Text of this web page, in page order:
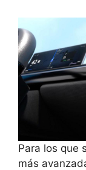
Para los que
más